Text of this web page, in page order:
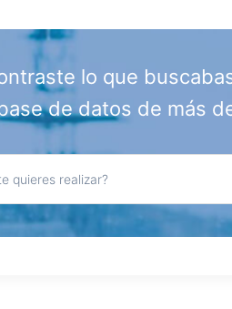
lo que
de datos de más